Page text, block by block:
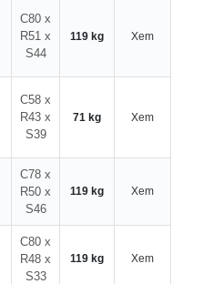
C80 x
R51 x
S44
119 kg Xem
C58 x
R43 x
S39
71 kg Xem
C78 x
R50 x
S46
119 kg Xem
C80 x
R48 x
S33
119 kg Xem